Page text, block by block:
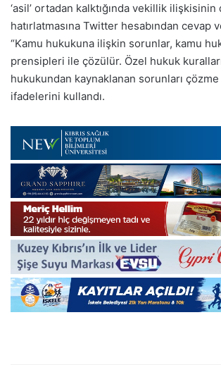
‘asil’ ortadan kalktığında vekillik
hatırlatmasına Twitter hesabından cevap
“Kamu hukukuna ilişkin sorunlar, kamu
prensipleri ile çözülür. Özel hukuk
hukukundan kaynaklanan sorunları
ifadelerini kullandı.